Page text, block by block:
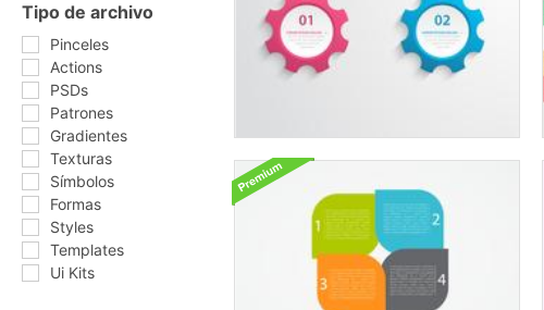
Tipo de archivo
Pinceles
Actions
PSDs
Patrones
Gradientes
Texturas
Símbolos
Formas
Styles
Templates
Ui Kits